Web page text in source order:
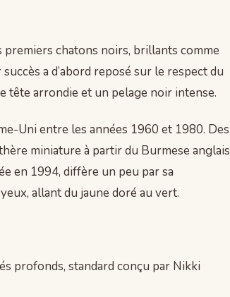
premiers chatons noirs, brillants comme
a d’abord reposé sur le respect du
tête arrondie et un pelage noir intense.
Uni entre les années 1960 et 1980. Des
miniature à partir du Burmese anglais
en 1994, diffère un peu par sa
allant du jaune doré au vert.
profonds, standard conçu par Nikki